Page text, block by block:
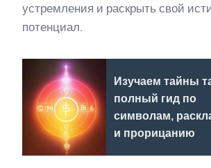
устремления и раскрыть свой
потенциал.
Изучаем тайны
полный гид по
символам,
и прорицанию